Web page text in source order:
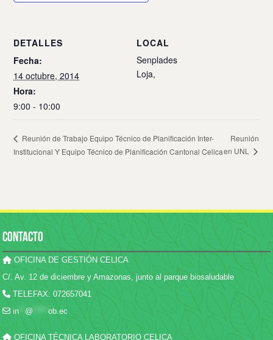
DETALLES
Fecha:
14 octubre, 2014
Hora:
9:00 - 10:00
LOCAL
Senplades
Loja,
Reunión de Trabajo Equipo Técnico de Planificación Inter-
Institucional Y Equipo Técnico de Planificación Cantonal Celica
Reunión
en UNL
CONTACTO
OFICINA DE GESTIÓN CELICA
C/. Av. 12 de diciembre y Amazonas, junto al parque biosaludable
TELEFAX: 072657041
in
@ *****ob.ec
OFICINA TÉCNICA LABORATORIO CELICA